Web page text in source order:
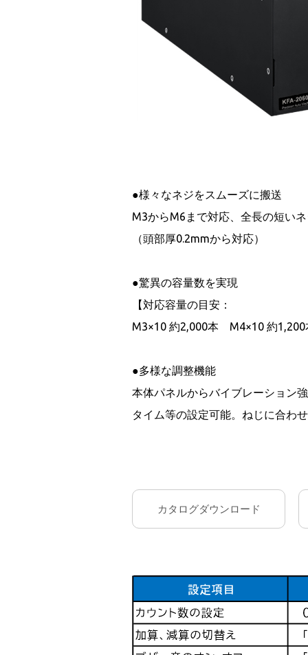
●様々なネジをスムーズに搬送
M3からM6まで対応、全長の短い
（頭部厚0.2mmから対応）
●驚異の容量数を実現
【対応容量の目安：
M3×10 約2,000本 M4×10 約
●多様な調整機能
本体パネルからバイブレーション
タイム等の設定可能。ねじに合わ
カタログダウンロード